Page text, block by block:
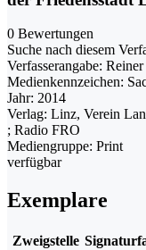
0 Bewertungen
Suche nach diesem
Verfasserangabe:
Medienkennzeichen:
Jahr: 2014
Verlag: Linz, Verein
; Radio FRO
Mediengruppe: Print
verfügbar
Exemplare
Zweigstelle